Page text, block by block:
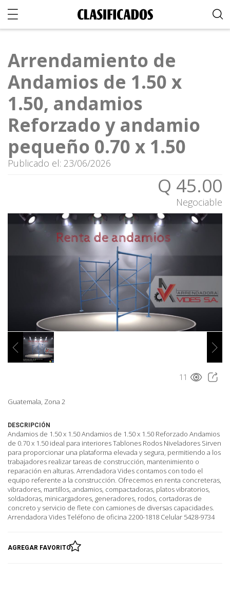
Arrendamiento de
Andamios de 1.50 x
1.50, andamios
Reforzado y andamio
pequeño 0.70 x 1.50
Publicado el: 23/06/2026
Q 45.00
Negociable
11
Guatemala, Zona 2
DESCRIPCIÓN
Andamios de 1.50 x 1.50 Andamios de 1.50 x 1.50 Reforzado Andamios
de 0.70 x 1.50 ideal para interiores Tablones Rodos Niveladores Sirven
para proporcionar una plataforma elevada y segura, permitiendo a los
trabajadores realizar tareas de construcción, mantenimiento o
reparación en alturas. Arrendadora Vides contamos con todo el
equipo referente a la construcción. Ofrecemos en renta concreteras,
vibradores, martillos, andamios, compactadoras, platos vibratorios,
soldadoras, minicargadores, generadores, rodos, cortadoras de
concreto y servicio de flete con camiones de diversas capacidades.
Arrendadora Vides Teléfono de oficina 2200-1818 Celular 5428-9734
AGREGAR FAVORITO